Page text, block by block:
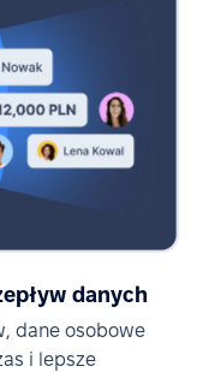
danych
dane osobowe
i lepsze